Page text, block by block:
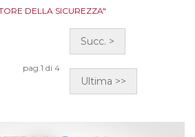
DELLA SICUREZZA"
pag.1 di 4